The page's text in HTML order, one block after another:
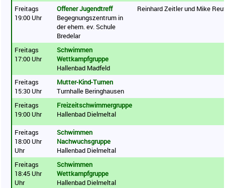
Freitags
19:00 Uhr
Offener Jugendtreff
Begegnungszentrum in
der ehem. ev. Schule
Bredelar
Reinhard Zeitler und Mike
Freitags
17:00 Uhr
Schwimmen
Wettkampfgruppe
Hallenbad Madfeld
Freitags
15:30 Uhr
Mutter-Kind-Turnen
Turnhalle Beringhausen
Freitags
19:00 Uhr
Freizeitschwimmergruppe
Hallenbad Dielmeltal
Freitags
18:00 Uhr
Uhr
Schwimmen
Nachwuchsgruppe
Hallenbad Dielmeltal
Freitags
18:45 Uhr
Uhr
Schwimmen
Wettkampfgruppe
Hallenbad Dielmeltal